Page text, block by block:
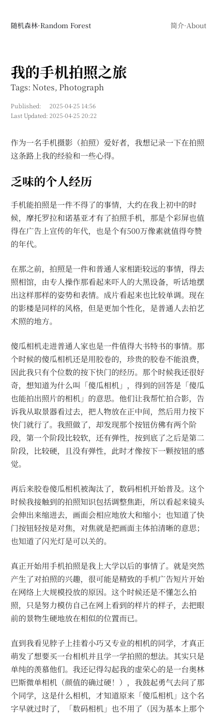
随机森林·Random Forest 简介·About
我的手机拍照之旅
Tags: Notes, Photograph
Published:
2025-04-25 14:56
Last Updated: 2025-04-25 20:22
作为一名手机摄影（拍照）爱好者，我想记录一下在拍照
这条路上我的经验和一些心得。
乏味的个人经历
手机能拍照是一件不得了的事情，大约在我上初中的时
候，摩托罗拉和诺基亚才有了拍照手机，那是个彩屏也值
得在广告上宣传的年代，也是个有500万像素就值得夸赞
的年代。
在那之前，拍照是一件和普通人家相距较远的事情，得去
照相馆，由专人操作那看起来吓人的大黑设备，听话地摆
出这样那样的姿势和表情。成片看起来也比较单调。现在
的影楼是同样的风格，但是更加个性化，是普通人去拍艺
术照的地方。
傻瓜相机走进普通人家也是一件值得大书特书的事情。那
个时候的傻瓜相机还是用胶卷的，珍贵的胶卷不能浪费，
因此我只有个位数的按下快门的经历。那个时候我还很好
奇，想知道为什么叫「傻瓜相机」，得到的回答是「傻瓜
也能拍出照片的相机」的意思。他们让我帮忙拍合影，告
诉我从取景器看过去，把人物放在正中间，然后用力按下
快门就行了。我照做了，却发现那个按钮仿佛有两个阶
段，第一个阶段比较软，还有弹性，按到底了之后是第二
阶段，比较硬，且没有弹性，此时才像按下一颗按钮的感
觉。
再后来胶卷傻瓜相机被淘汰了，数码相机开始普及。这个
时候我接触到的拍照知识包括调整焦距，所以看起来镜头
会伸出来缩进去，画面会相应地放大和缩小；也知道了快
门按钮轻按是对焦，对焦就是把画面主体拍清晰的意思；
也知道了闪光灯是可以关的。
真正开始用手机拍照是我上大学以后的事情了。就是突然
产生了对拍照的兴趣，很可能是精致的手机广告短片开始
在网络上大规模投放的原因。这个时候还是不懂怎么拍
照，只是努力模仿自己在网上看到的样片的样子，去把眼
前的景物生硬地放在相似的位置而已。
直到我看见脖子上挂着小巧又专业的相机的同学，才真正
萌发了想要买一台相机并且学一学拍照的想法。其实只是
单纯的羡慕他们。我还记得勾起我的虚荣心的是一台奥林
巴斯微单相机（颜值的确过硬！），我鼓起勇气去问了那
个同学，这是什么相机，才知道原来「傻瓜相机」这个名
字早就过时了，「数码相机」也不用了（因为基本上那个